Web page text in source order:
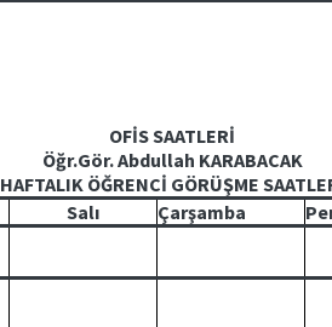
OFİS SAATLERİ
Öğr.Gör. Abdullah KARABACAK
HAFTALIK ÖĞRENCİ GÖRÜŞME
Salı Çarşamba